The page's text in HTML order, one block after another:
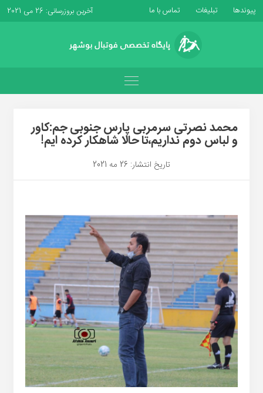
پیوندها تبلیغات تماس با ما آخرین بروزرسانی: 26 می 2021
محمد نصرتی سرمربی پارس جنوبی جم:کاور
و لباس دوم نداریم،تا حالا شاهکار کرده ایم!
تاریخ انتشار: 26 مه 2021